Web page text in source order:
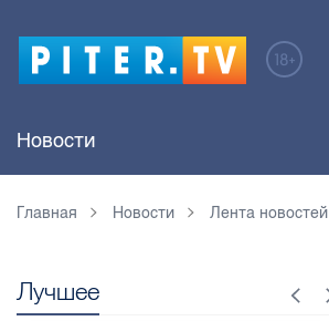
Новости
Главная Новости Лента новостей
Лучшее